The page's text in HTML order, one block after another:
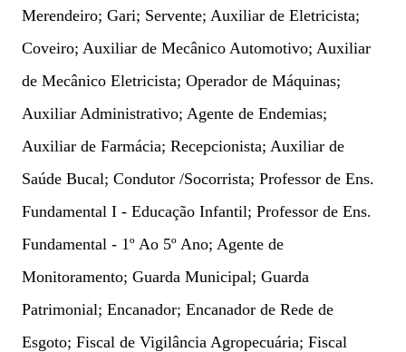
Merendeiro; Gari; Servente; Auxiliar de Eletricista;
Coveiro; Auxiliar de Mecânico Automotivo; Auxiliar
de Mecânico Eletricista; Operador de Máquinas;
Auxiliar Administrativo; Agente de Endemias;
Auxiliar de Farmácia; Recepcionista; Auxiliar de
Saúde Bucal; Condutor /Socorrista; Professor de Ens.
Fundamental I - Educação Infantil; Professor de Ens.
Fundamental - 1º Ao 5º Ano; Agente de
Monitoramento; Guarda Municipal; Guarda
Patrimonial; Encanador; Encanador de Rede de
Esgoto; Fiscal de Vigilância Agropecuária; Fiscal